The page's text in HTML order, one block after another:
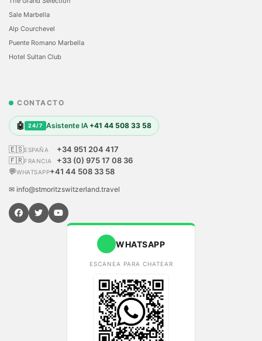
Sale Marbella
Alp Courchevel
Puente Romano Marbella
Hotel Sultan Club
CONTACTO
🤖 24/7 Asistente IA +41 44 508 33 58
🇪🇸ESPAÑA
+34 951 204 417
🇫🇷FRANCIA
+33 (0) 975 17 08 36
💬WHATSAPP+41 44 508 33 58
✉ info@stmoritzswitzerland.travel
WHATSAPP
ESCANEA PARA CHATEAR